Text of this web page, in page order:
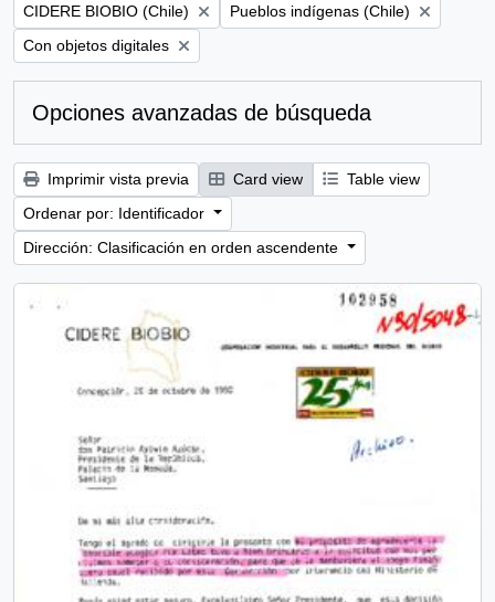
Remove filter:
CIDERE BIOBIO (Chile) Remove filter:
Pueblos indígenas (Chile)
Remove filter:
Con objetos digitales
Opciones avanzadas de búsqueda
Imprimir vista previa Card view
Table view
Ordenar por: Identificador
Dirección: Clasificación en orden ascendente